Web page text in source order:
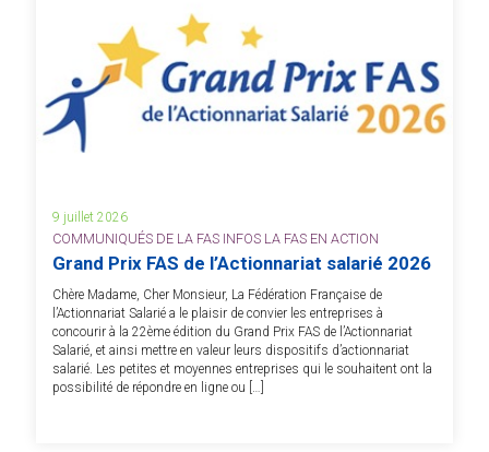
9 juillet 2026
COMMUNIQUÉS DE LA FAS INFOS LA FAS EN ACTION
Grand Prix FAS de l’Actionnariat salarié 2026
Chère Madame, Cher Monsieur, La Fédération Française de
l’Actionnariat Salarié a le plaisir de convier les entreprises à
concourir à la 22ème édition du Grand Prix FAS de l’Actionnariat
Salarié, et ainsi mettre en valeur leurs dispositifs d’actionnariat
salarié. Les petites et moyennes entreprises qui le souhaitent ont la
possibilité de répondre en ligne ou […]